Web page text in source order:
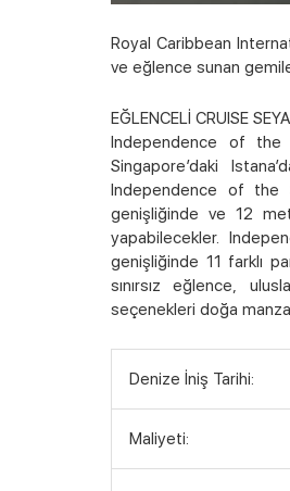
Royal Caribbean
ve eğlence sunan
EĞLENCELİ CRUISE
Independence of the
Singapore’daki
Independence of the
genişliğinde ve 12
yapabilecekler.
genişliğinde 11 farklı
sınırsız eğlence,
seçenekleri doğa
Denize İniş Tarihi:
Maliyeti: